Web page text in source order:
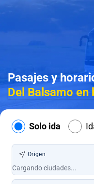
Pasajes y
Del Balsamo en
Solo ida
Origen